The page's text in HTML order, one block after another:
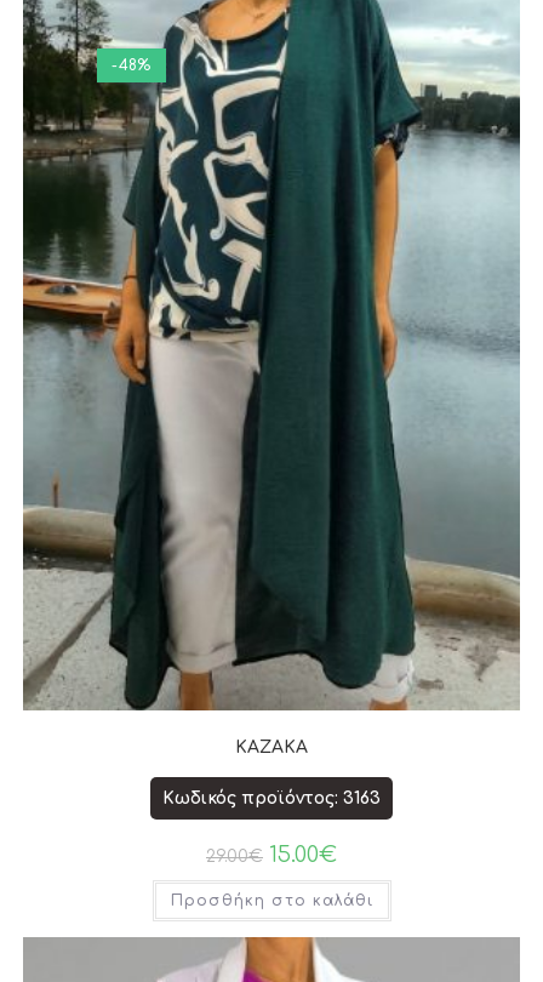
-48%
ΚΑΖΑΚΑ
Κωδικός προϊόντος: 3163
29.00€ 15.00€
Προσθήκη στο καλάθι